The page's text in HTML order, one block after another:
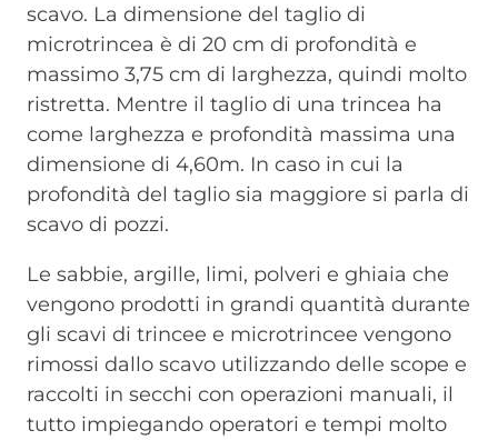
scavo. La dimensione del taglio di
microtrincea è di 20 cm di profondità e
massimo 3,75 cm di larghezza, quindi molto
ristretta. Mentre il taglio di una trincea ha
come larghezza e profondità massima una
dimensione di 4,60m. In caso in cui la
profondità del taglio sia maggiore si parla di
scavo di pozzi.
Le sabbie, argille, limi, polveri e ghiaia che
vengono prodotti in grandi quantità durante
gli scavi di trincee e microtrincee vengono
rimossi dallo scavo utilizzando delle scope e
raccolti in secchi con operazioni manuali, il
tutto impiegando operatori e tempi molto